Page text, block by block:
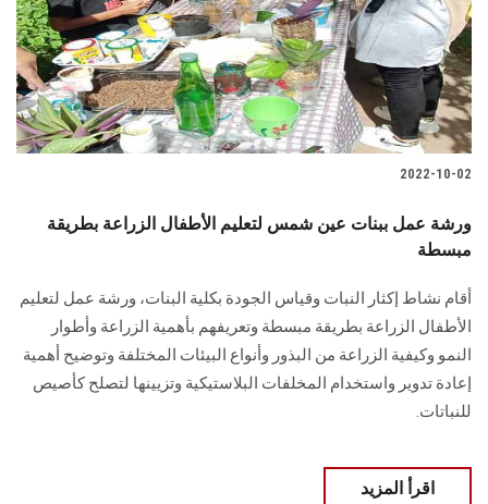
2022-10-02
ورشة عمل ببنات عين شمس لتعليم الأطفال الزراعة بطريقة
مبسطة
أقام نشاط إكثار النبات وقياس الجودة بكلية البنات، ورشة عمل لتعليم
الأطفال الزراعة بطريقة مبسطة وتعريفهم بأهمية الزراعة وأطوار
النمو وكيفية الزراعة من البذور وأنواع البيئات المختلفة وتوضيح أهمية
إعادة تدوير واستخدام المخلفات البلاستيكية وتزيينها لتصلح كأصيص
للنباتات.
اقرأ المزيد